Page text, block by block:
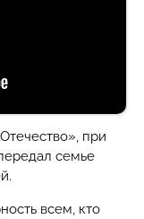
при
семье
всем, кто